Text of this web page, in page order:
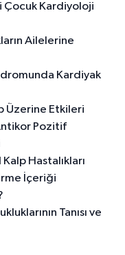
Çocuk Kardiyoloji
Ailelerine
Kardiyak
Üzerine Etkileri
Pozitif
Hastalıkları
İçeriği
Tanısı ve